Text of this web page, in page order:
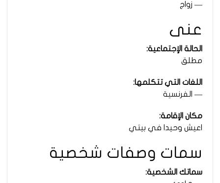
— زواج
عنى
الحالة الإجتماعية:
مطلق
اللغات التي تتكلمها:
— الفرنسية
مكان الإقامة:
اعيش وحيدا في بيتي
سمات وصفات شخصية
سماتك الشخصية: